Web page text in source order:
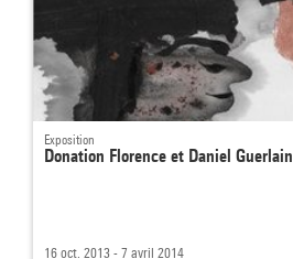
Exposition
Donation Florence et Daniel Guerlain
16 oct. 2013 - 7 avril 2014